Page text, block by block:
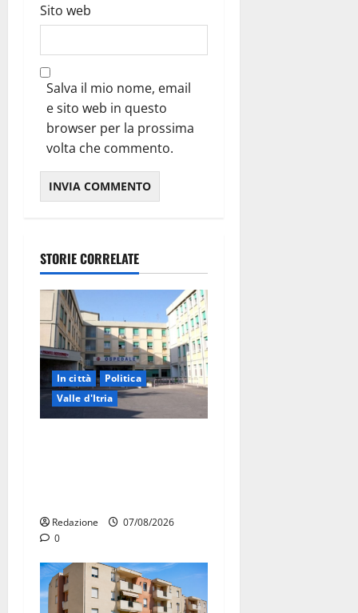
Sito web
Salva il mio nome, email
e sito web in questo
browser per la prossima
volta che commento.
STORIE CORRELATE
In città
Politica
Valle d'Itria
Redazione
07/08/2026
0